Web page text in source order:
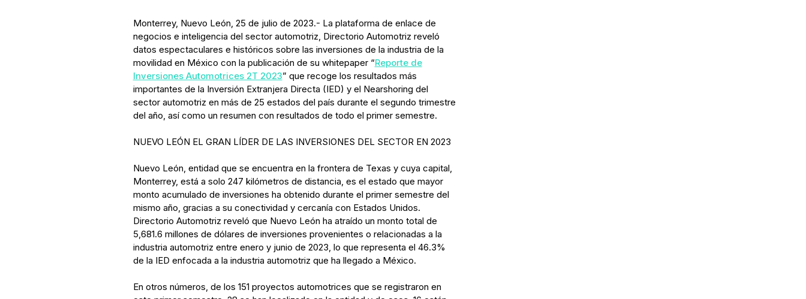
Monterrey, Nuevo León, 25 de julio de 2023.- La plataforma de enlace de
negocios e inteligencia del sector automotriz, Directorio Automotriz reveló
datos espectaculares e históricos sobre las inversiones de la industria de la
movilidad en México con la publicación de su whitepaper “Reporte de
Inversiones Automotrices 2T 2023” que recoge los resultados más
importantes de la Inversión Extranjera Directa (IED) y el Nearshoring del
sector automotriz en más de 25 estados del país durante el segundo trimestre
del año, así como un resumen con resultados de todo el primer semestre.
NUEVO LEÓN EL GRAN LÍDER DE LAS INVERSIONES DEL SECTOR EN 2023
Nuevo León, entidad que se encuentra en la frontera de Texas y cuya capital,
Monterrey, está a solo 247 kilómetros de distancia, es el estado que mayor
monto acumulado de inversiones ha obtenido durante el primer semestre del
mismo año, gracias a su conectividad y cercanía con Estados Unidos.
Directorio Automotriz reveló que Nuevo León ha atraído un monto total de
5,681.6 millones de dólares de inversiones provenientes o relacionadas a la
industria automotriz entre enero y junio de 2023, lo que representa el 46.3%
de la IED enfocada a la industria automotriz que ha llegado a México.
En otros números, de los 151 proyectos automotrices que se registraron en